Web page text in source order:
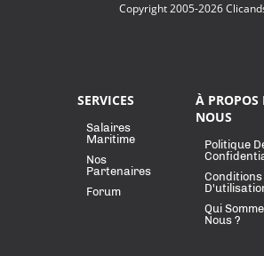
Copyright 2005-2026
SERVICES
Salaires
Maritime
Nos
Partenaires
Forum
À PROPOS
NOUS
Politique
Conditions
Qui
Nous ?